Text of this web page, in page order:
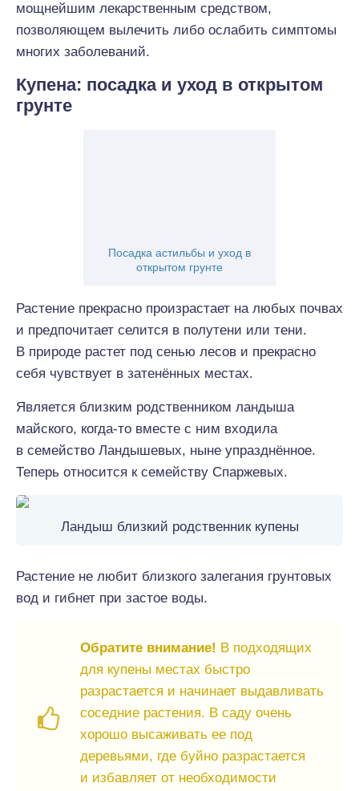
мощнейшим лекарственным средством,
позволяющем вылечить либо ослабить симптомы
многих заболеваний.
Купена: посадка и уход в открытом
грунте
Посадка астильбы и уход в
открытом грунте
Растение прекрасно произрастает на любых почвах
и предпочитает селится в полутени или тени.
В природе растет под сенью лесов и прекрасно
себя чувствует в затенённых местах.
Является близким родственником ландыша
майского, когда-то вместе с ним входила
в семейство Ландышевых, ныне упразднённое.
Теперь относится к семейству Спаржевых.
Ландыш близкий родственник купены
Растение не любит близкого залегания грунтовых
вод и гибнет при застое воды.
Обратите внимание! В подходящих
для купены местах быстро
разрастается и начинает выдавливать
соседние растения. В саду очень
хорошо высаживать ее под
деревьями, где буйно разрастается
и избавляет от необходимости